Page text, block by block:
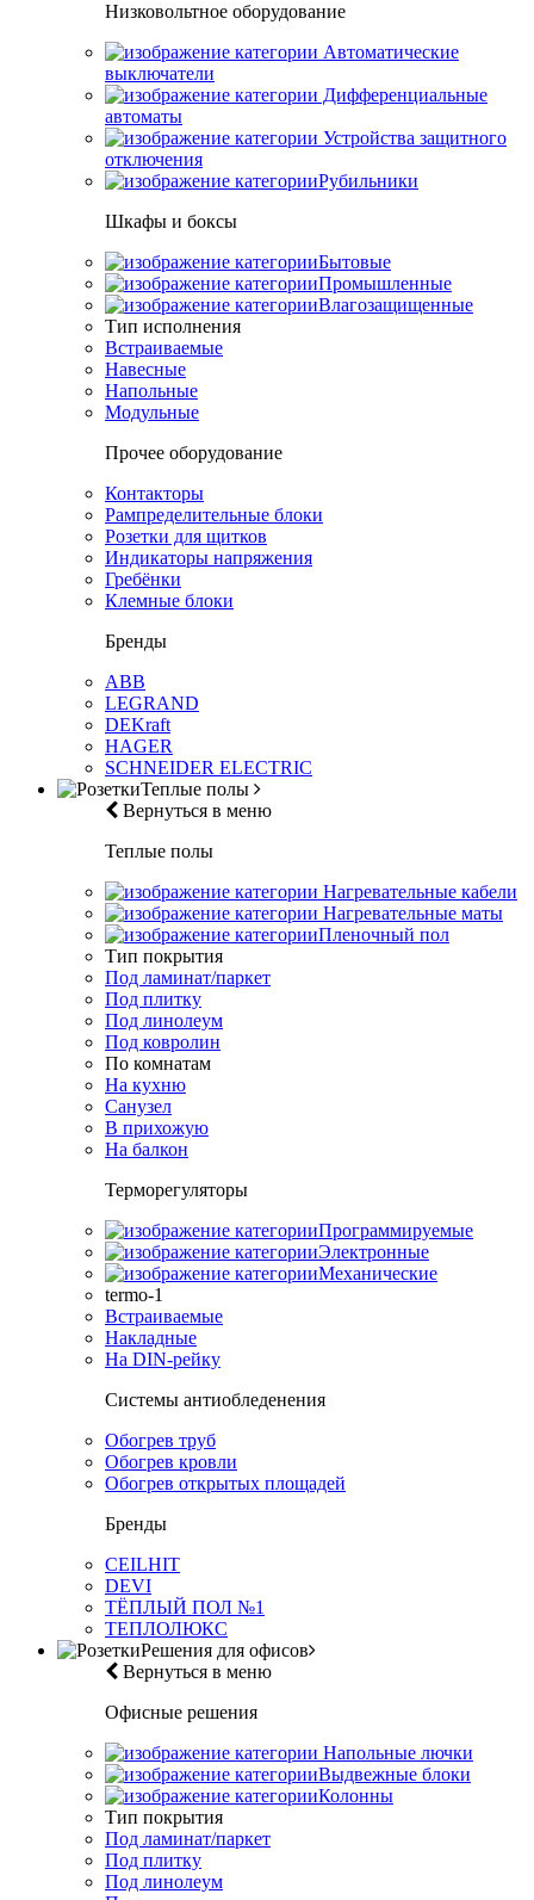
Низковольтное оборудование
Автоматические
выключатели
Дифференциальные
автоматы
Устройства защитного
отключения
Рубильники
Шкафы и боксы
Бытовые
Промышленные
Влагозащищенные
Тип исполнения
Встраиваемые
Навесные
Напольные
Модульные
Прочее оборудование
Контакторы
Рампределительные блоки
Розетки для щитков
Индикаторы напряжения
Гребёнки
Клемные блоки
Бренды
ABB
LEGRAND
DEKraft
HAGER
SCHNEIDER ELECTRIC
Теплые полы
Вернуться в меню
Теплые полы
Нагревательные кабели
Нагревательные маты
Пленочный пол
Тип покрытия
Под ламинат/паркет
Под плитку
Под линолеум
Под ковролин
По комнатам
На кухню
Санузел
В прихожую
На балкон
Терморегуляторы
Программируемые
Электронные
Механические
termo-1
Встраиваемые
Накладные
На DIN-рейку
Системы антиобледенения
Обогрев труб
Обогрев кровли
Обогрев открытых площадей
Бренды
CEILHIT
DEVI
ТЁПЛЫЙ ПОЛ №1
ТЕПЛОЛЮКС
Решения для офисов
Вернуться в меню
Офисные решения
Напольные лючки
Выдвежные блоки
Колонны
Тип покрытия
Под ламинат/паркет
Под плитку
Под линолеум